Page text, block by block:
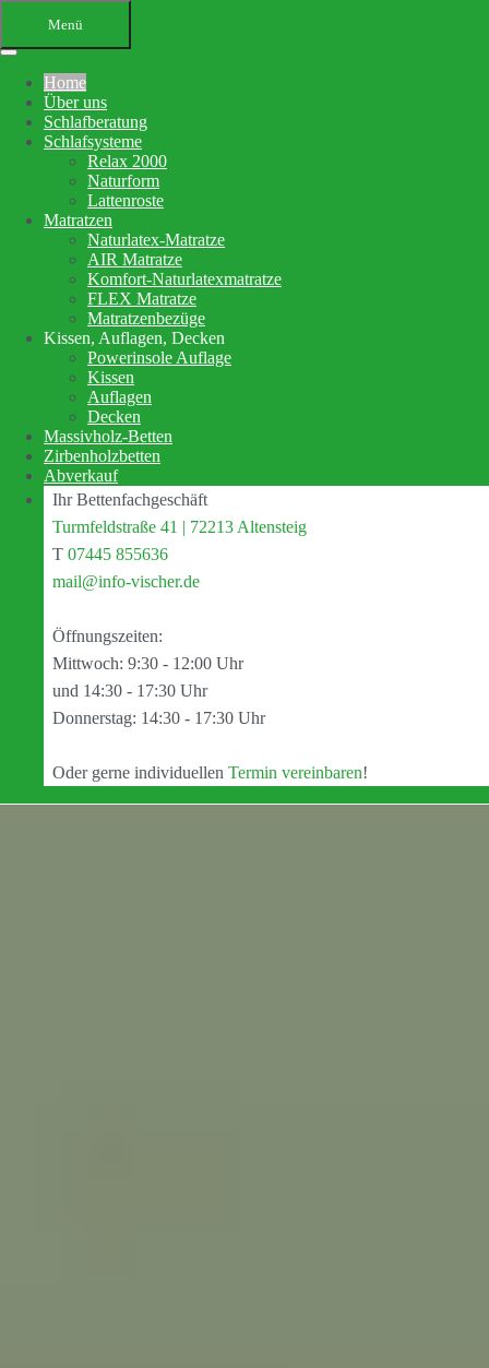
Menü
Home
Über uns
Schlafberatung
Schlafsysteme
Relax 2000
Naturform
Lattenroste
Matratzen
Naturlatex-Matratze
AIR Matratze
Komfort-Naturlatexmatratze
FLEX Matratze
Matratzenbezüge
Kissen, Auflagen, Decken
Powerinsole Auflage
Kissen
Auflagen
Decken
Massivholz-Betten
Zirbenholzbetten
Abverkauf
Ihr Bettenfachgeschäft
Turmfeldstraße 41 | 72213 Altensteig
T 07445 855636
mail@info-vischer.de
Öffnungszeiten:
Mittwoch: 9:30 - 12:00 Uhr
und 14:30 - 17:30 Uhr
Donnerstag: 14:30 - 17:30 Uhr
Oder gerne individuellen Termin vereinbaren!
Ihr Bettenfachgeschäft in
Altensteig
Matratzenberatung
und Betten
Ihre Schlafberatung
Schlafsystem Relax 2000
Matratzen aus reinem Naturlatex